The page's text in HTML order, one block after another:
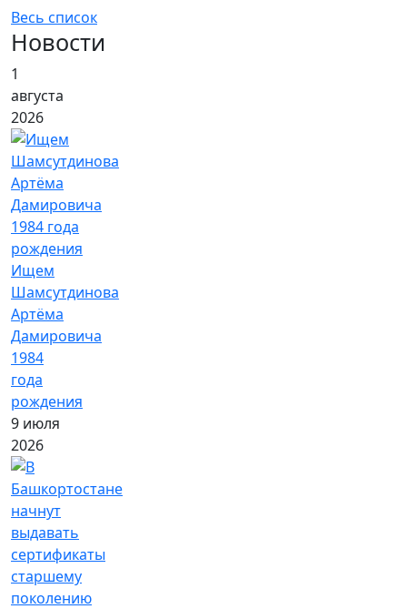
Весь список
Новости
1
августа
2026
Ищем
Шамсутдинова
Артёма
Дамировича
1984
года
рождения
9 июля
2026